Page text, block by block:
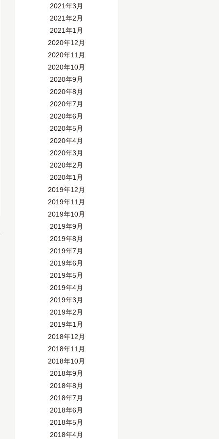
2021年3月
2021年2月
2021年1月
2020年12月
2020年11月
2020年10月
2020年9月
2020年8月
2020年7月
2020年6月
2020年5月
2020年4月
2020年3月
2020年2月
2020年1月
2019年12月
2019年11月
2019年10月
2019年9月
2019年8月
2019年7月
2019年6月
2019年5月
2019年4月
2019年3月
2019年2月
2019年1月
2018年12月
2018年11月
2018年10月
2018年9月
2018年8月
2018年7月
2018年6月
2018年5月
2018年4月